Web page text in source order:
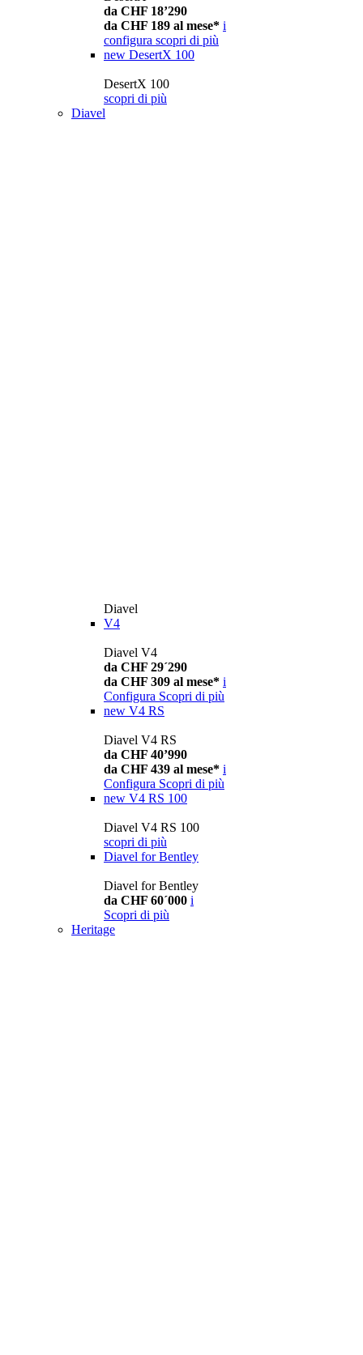
da CHF 18’290
da CHF 189 al mese* i
configura scopri di più
new DesertX 100
DesertX 100
scopri di più
Diavel
Diavel
V4
Diavel V4
da CHF 29´290
da CHF 309 al mese* i
Configura Scopri di più
new V4 RS
Diavel V4 RS
da CHF 40’990
da CHF 439 al mese* i
Configura Scopri di più
new V4 RS 100
Diavel V4 RS 100
scopri di più
Diavel for Bentley
Diavel for Bentley
da CHF 60´000 i
Scopri di più
Heritage